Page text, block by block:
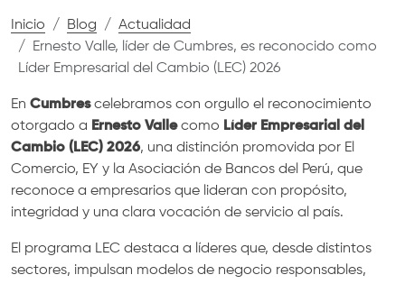
Inicio Blog
Actualidad
Ernesto Valle, líder de Cumbres, es reconocido como
Líder Empresarial del Cambio (LEC) 2026
En Cumbrescelebramos con orgullo el reconocimiento
otorgado a Ernesto Vallecomo Líder Empresarial del
Cambio (LEC) 2026, una distinción promovida por El
Comercio, EY y la Asociación de Bancos del Perú, que
reconoce a empresarios que lideran con propósito,
integridad y una clara vocación de servicio al país.
El programa LEC destaca a líderes que, desde distintos
sectores, impulsan modelos de negocio responsables,